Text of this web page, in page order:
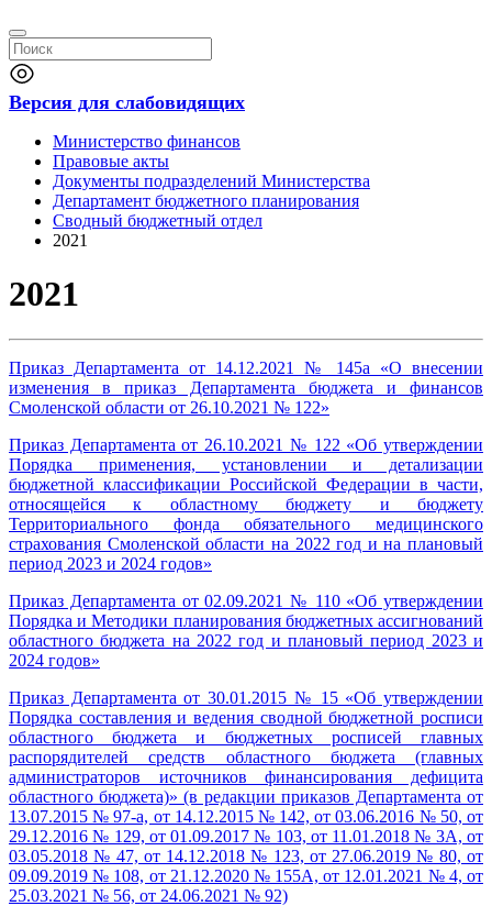
Версия для слабовидящих
Министерство финансов
Правовые акты
Документы подразделений Министерства
Департамент бюджетного планирования
Сводный бюджетный отдел
2021
2021
Приказ Департамента от 14.12.2021 № 145а «О внесении
изменения в приказ Департамента бюджета и финансов
Смоленской области от 26.10.2021 № 122»
Приказ Департамента от 26.10.2021 № 122 «Об утверждении
Порядка применения, установлении и детализации
бюджетной классификации Российской Федерации в части,
относящейся к областному бюджету и бюджету
Территориального фонда обязательного медицинского
страхования Смоленской области на 2022 год и на плановый
период 2023 и 2024 годов»
Приказ Департамента от 02.09.2021 № 110 «Об утверждении
Порядка и Методики планирования бюджетных ассигнований
областного бюджета на 2022 год и плановый период 2023 и
2024 годов»
Приказ Департамента от 30.01.2015 № 15 «Об утверждении
Порядка составления и ведения сводной бюджетной росписи
областного бюджета и бюджетных росписей главных
распорядителей средств областного бюджета (главных
администраторов источников финансирования дефицита
областного бюджета)» (в редакции приказов Департамента от
13.07.2015 № 97-а, от 14.12.2015 № 142, от 03.06.2016 № 50, от
29.12.2016 № 129, от 01.09.2017 № 103, от 11.01.2018 № 3А, от
03.05.2018 № 47, от 14.12.2018 № 123, от 27.06.2019 № 80, от
09.09.2019 № 108, от 21.12.2020 № 155А, от 12.01.2021 № 4, от
25.03.2021 № 56, от 24.06.2021 № 92)